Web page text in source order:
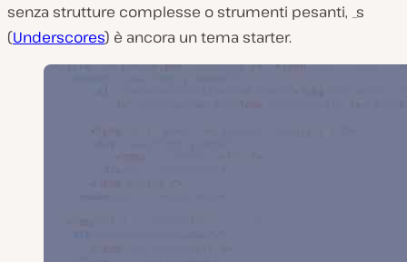
senza strutture complesse o strumenti pesanti, _s
(Underscores) è ancora un tema starter.